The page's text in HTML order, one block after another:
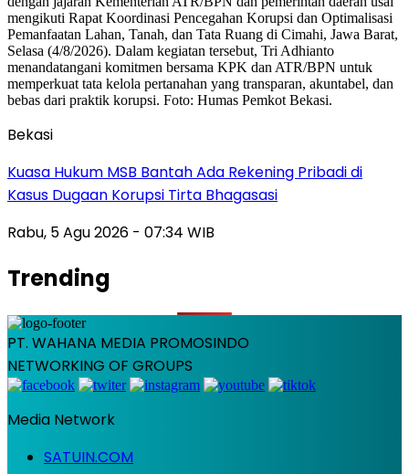
Bekasi
Kuasa Hukum MSB Bantah Ada Rekening Pribadi di
Kasus Dugaan Korupsi Tirta Bhagasasi
Rabu, 5 Agu 2026 - 07:34 WIB
Trending
PT. WAHANA MEDIA PROMOSINDO
NETWORKING OF GROUPS
Media Network
SATUIN.COM